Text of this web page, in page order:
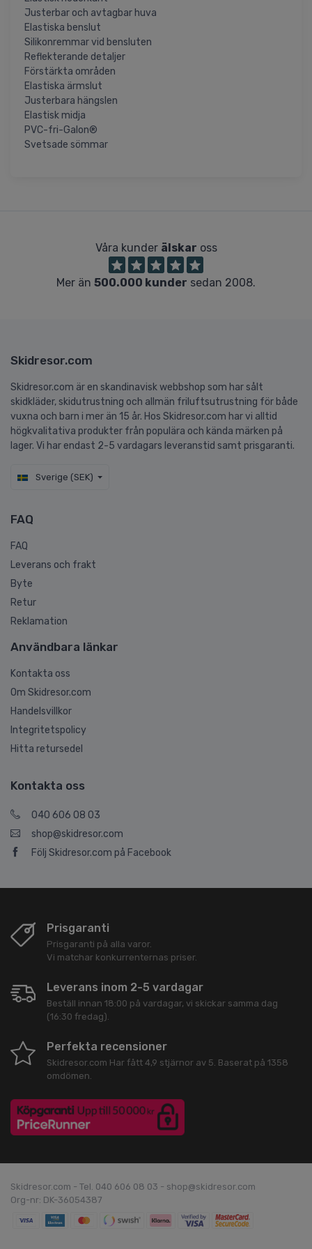
Justerbar och avtagbar huva
Elastiska benslut
Silikonremmar vid bensluten
Reflekterande detaljer
Förstärkta områden
Elastiska ärmslut
Justerbara hängslen
Elastisk midja
PVC-fri-Galon®
Svetsade sömmar
Våra kunder älskar oss
Mer än 500.000 kunder sedan 2008.
Skidresor.com
Skidresor.com är en skandinavisk webbshop som har sålt
skidkläder, skidutrustning och allmän friluftsutrustning för både
vuxna och barn i mer än 15 år. Hos Skidresor.com har vi alltid
högkvalitativa produkter från populära och kända märken på
lager. Vi har endast 2-5 vardagars leveranstid samt prisgaranti.
Sverige (SEK)
FAQ
FAQ
Leverans och frakt
Byte
Retur
Reklamation
Användbara länkar
Kontakta oss
Om Skidresor.com
Handelsvillkor
Integritetspolicy
Hitta retursedel
Kontakta oss
040 606 08 03
shop@skidresor.com
Följ Skidresor.com på Facebook
Prisgaranti
Prisgaranti på alla varor.
Vi matchar konkurrenternas priser.
Leverans inom 2-5 vardagar
Beställ innan 18:00 på vardagar, vi skickar samma dag
(16:30 fredag).
Perfekta recensioner
Skidresor.com Har fått 4,9 stjärnor av 5 . Baserat på 1358
omdömen.
Skidresor.com - Tel. 040 606 08 03 - shop@skidresor.com
Org-nr: DK-36054387